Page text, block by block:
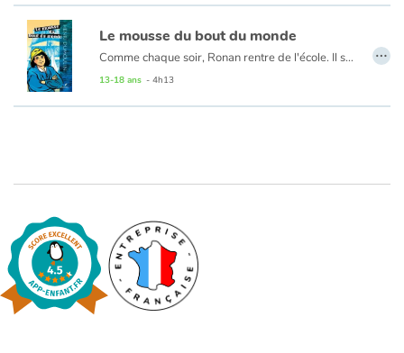
Le mousse du bout du monde
Comme chaque soir, Ronan rentre de l'école. Il sait ce qui l'attend : depuis la perte douloureuse de sa mère, son père, si attentif autrefois, ne cesse de s'enfoncer toujours plus dans l'alcool, et c'est un peu la même scène qui se répète chaque soir. Cette fois pourtant, la dispute éclate avec plus de violence, et Ronan décide de quitter la maison. L'adolescent réussit à s'embarquer comme mousse sur le Marie-Antoine, un des derniers trois-mâts à voile de transport de marchandises. Pour lui, une nouvelle vie commence, la vie dont il a toujours rêvé : celle de marin. Des ports français aux côtes africaines, l'aventure l'attend. Le jeune mousse doit désormais affronter calmes plats et tempêtes, violence des marins et de la nature.
13-18 ans - 4h13
…